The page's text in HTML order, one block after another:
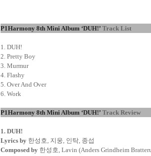
P1Harmony 8th Mini Album ‘DUH!’ Track List
1. DUH!
2. Pretty Boy
3. Murmur
4. Flashy
5. Over And Over
6. Work
P1Harmony 8th Mini Album ‘DUH!’ Track Review
1. DUH!
Lyrics by 한성호, 지웅, 인탁, 종섭
Composed by 한성호, Lavin (Anders Grindheim